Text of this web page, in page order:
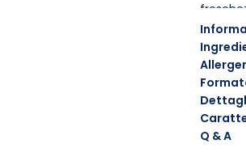
Pronti
Per
extra di
Q & A